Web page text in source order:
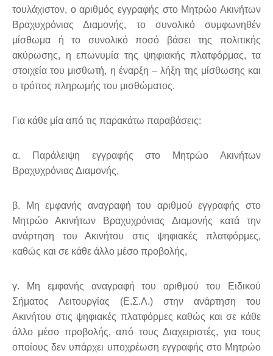
τουλάχιστον, ο αριθμός εγγραφής στο Μητρώο Ακινήτων
Βραχυχρόνιας Διαμονής, το συνολικό συμφωνηθέν
μίσθωμα ή το συνολικό ποσό βάσει της πολιτικής
ακύρωσης, η επωνυμία της ψηφιακής πλατφόρμας, τα
στοιχεία του μισθωτή, η έναρξη – λήξη της μίσθωσης και
ο τρόπος πληρωμής του μισθώματος.
Για κάθε μία από τις παρακάτω παραβάσεις:
α. Παράλειψη εγγραφής στο Μητρώο Ακινήτων
Βραχυχρόνιας Διαμονής,
β. Μη εμφανής αναγραφή του αριθμού εγγραφής στο
Μητρώο Ακινήτων Βραχυχρόνιας Διαμονής κατά την
ανάρτηση του Ακινήτου στις ψηφιακές πλατφόρμες,
καθώς και σε κάθε άλλο μέσο προβολής,
γ. Μη εμφανής αναγραφή του αριθμού του Ειδικού
Σήματος Λειτουργίας (Ε.Σ.Λ.) στην ανάρτηση του
Ακινήτου στις ψηφιακές πλατφόρμες καθώς και σε κάθε
άλλο μέσο προβολής, από τους Διαχειριστές, για τους
οποίους δεν υπάρχει υποχρέωση εγγραφής στο Μητρώο